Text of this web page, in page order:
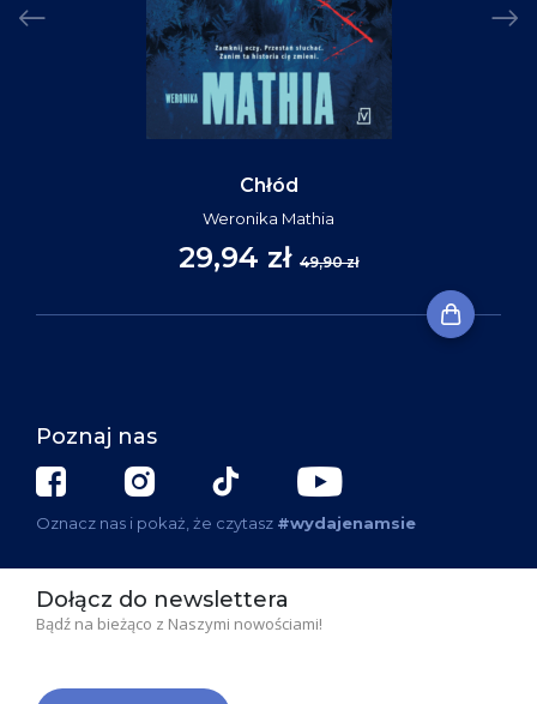
Chłód
Weronika Mathia
29,94 zł 49,90 zł
Poznaj nas
Oznacz nas i pokaż, że czytasz #wydajenamsie
Dołącz do newslettera
Bądź na bieżąco z Naszymi nowościami!